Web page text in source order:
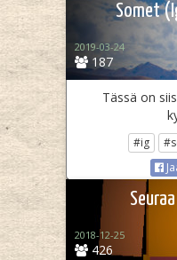
Somet
187
2019-03-24
Tässä on
#ig
426
2018-12-25